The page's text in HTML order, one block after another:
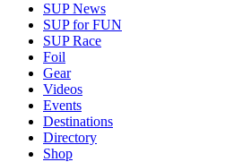
SUP News
SUP for FUN
SUP Race
Foil
Gear
Videos
Events
Destinations
Directory
Shop